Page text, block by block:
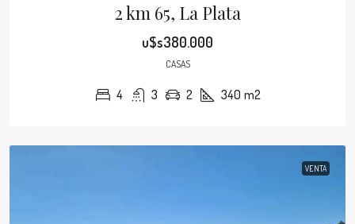
2 km 65, La Plata
u$s380.000
CASAS
4 3 2 340 m2
VENTA